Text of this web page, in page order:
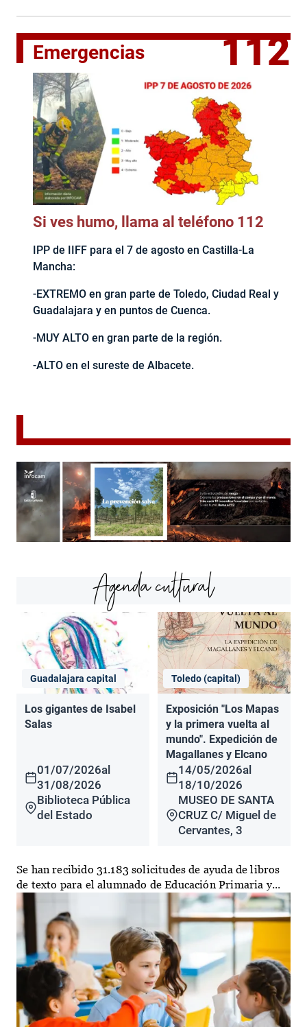
Emergencias 112
Si ves humo, llama al teléfono 112
IPP de IIFF para el 7 de agosto en Castilla-La
Mancha:
-EXTREMO en gran parte de Toledo, Ciudad Real y
Guadalajara y en puntos de Cuenca.
-MUY ALTO en gran parte de la región.
-ALTO en el sureste de Albacete.
Agenda cultural
Guadalajara capital
Los gigantes de Isabel
Salas
01/07/2026al
31/08/2026
Biblioteca Pública
del Estado
Toledo (capital)
Exposición "Los Mapas
y la primera vuelta al
mundo". Expedición de
Magallanes y Elcano
14/05/2026al
18/10/2026
MUSEO DE SANTA
CRUZ C/ Miguel de
Cervantes, 3
Se han recibido 31.183 solicitudes de ayuda de libros
de texto para el alumnado de Educación Primaria y...